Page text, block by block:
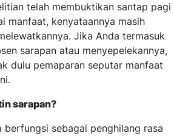
telah membuktikan santap pagi
manfaat, kenyataannya masih
Jika Anda termasuk
sarapan atau menyepelekannya,
dulu pemaparan seputar manfaat
sarapan?
berfungsi sebagai penghilang rasa